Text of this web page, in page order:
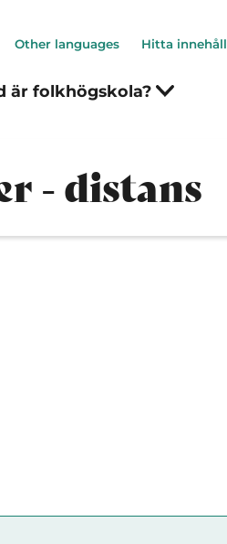
är folkhögskola?
Other languages Hitta innehåll
- distans